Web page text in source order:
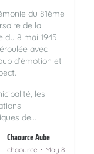
du 81ème
de la
du 8 mai 1945
avec
d’émotion et
les
de...
Chaource Aube
chaource May 8